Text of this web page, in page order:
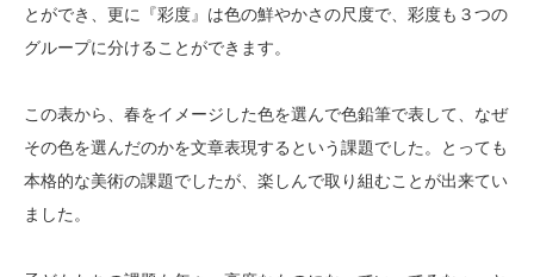
とができ、更に『彩度』は色の鮮やかさの尺度で、彩度も３つの
グループに分けることができます。
この表から、春をイメージした色を選んで色鉛筆で表して、なぜ
その色を選んだのかを文章表現するという課題でした。とっても
本格的な美術の課題でしたが、楽しんで取り組むことが出来てい
ました。